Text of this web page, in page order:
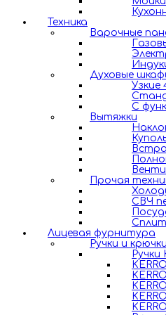
Техника
Варочные
Духовые
Узкие
С
Вытяжки
Прочая
СВЧ
Лицевая фурнитура
Ручки и крючки
Ручки